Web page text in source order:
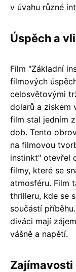
v úvahu různé
Úspěch a
Film "Základní
filmových
celosvětovými
dolarů a ziskem
film stal jedním
dob. Tento
na filmovou
instinkt" otevřel
filmy, které se
atmosféru. Film
thrilleru, kde se
součástí
diváci mají
vášně a napětí.
Zajímavosti